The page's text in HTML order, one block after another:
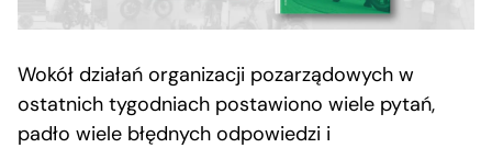
Wokół działań organizacji pozarządowych w
ostatnich tygodniach postawiono wiele pytań,
padło wiele błędnych odpowiedzi i